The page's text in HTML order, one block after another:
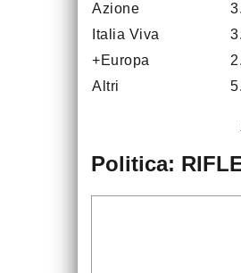
Azione
Italia Viva
+Europa
Altri
Politica: